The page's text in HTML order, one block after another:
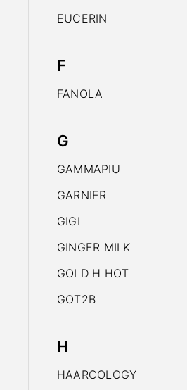
EUCERIN
F
FANOLA
G
GAMMAPIU
GARNIER
GIGI
GINGER MILK
GOLD H HOT
GOT2B
H
HAARCOLOGY